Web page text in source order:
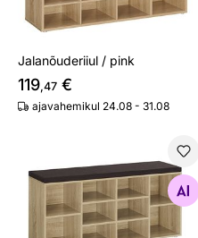
Jalanõuderiiul / pink
119,47 €
ajavahemikul 24.08 - 31.08
Jalanõuderiiul / pink
Otsi sarnaseid